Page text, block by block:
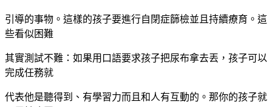
引導的事物。這樣的孩子要進行自閉症篩檢並且持續療育。這
些看似困難
其實測試不難：如果用口語要求孩子把尿布拿去丟，孩子可以
完成任務就
代表他是聽得到、有學習力而且和人有互動的。那你的孩子就